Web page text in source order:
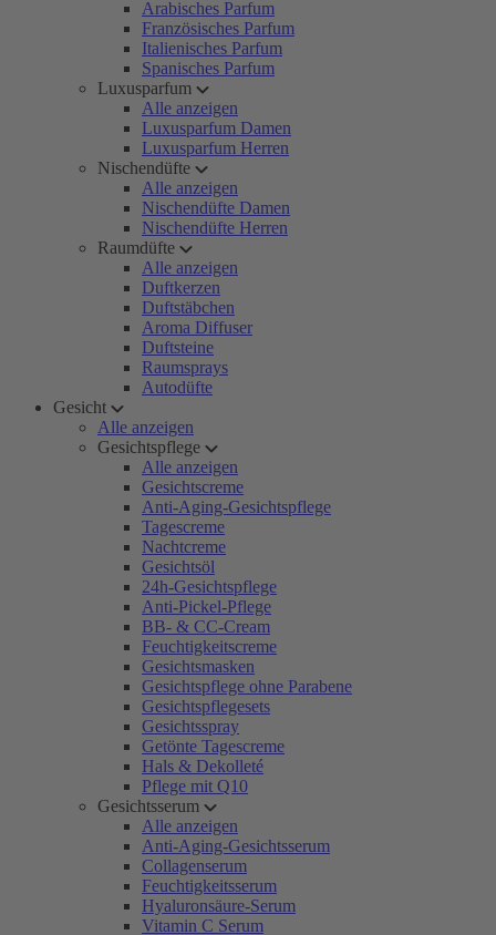
Arabisches Parfum
Französisches Parfum
Italienisches Parfum
Spanisches Parfum
Luxusparfum
Alle anzeigen
Luxusparfum Damen
Luxusparfum Herren
Nischendüfte
Alle anzeigen
Nischendüfte Damen
Nischendüfte Herren
Raumdüfte
Alle anzeigen
Duftkerzen
Duftstäbchen
Aroma Diffuser
Duftsteine
Raumsprays
Autodüfte
Gesicht
Alle anzeigen
Gesichtspflege
Alle anzeigen
Gesichtscreme
Anti-Aging-Gesichtspflege
Tagescreme
Nachtcreme
Gesichtsöl
24h-Gesichtspflege
Anti-Pickel-Pflege
BB- & CC-Cream
Feuchtigkeitscreme
Gesichtsmasken
Gesichtspflege ohne Parabene
Gesichtspflegesets
Gesichtsspray
Getönte Tagescreme
Hals & Dekolleté
Pflege mit Q10
Gesichtsserum
Alle anzeigen
Anti-Aging-Gesichtsserum
Collagenserum
Feuchtigkeitsserum
Hyaluronsäure-Serum
Vitamin C Serum